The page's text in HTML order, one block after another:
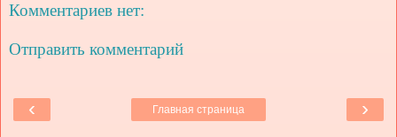
Комментариев нет:
Отправить комментарий
‹ ›
Главная страница